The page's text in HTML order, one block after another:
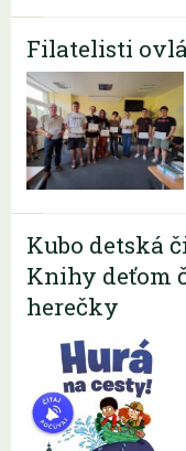
Filatelisti
Kubo detská
Knihy deťom
herečky